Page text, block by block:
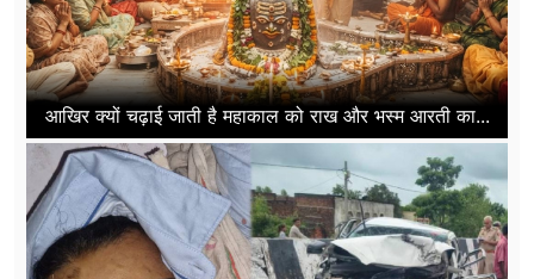
आखिर क्यों चढ़ाई जाती है महाकाल को राख और भस्म आरती का...